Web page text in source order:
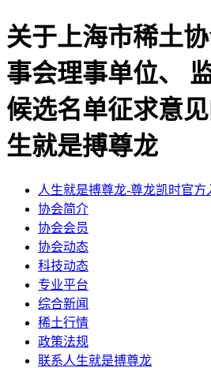
关于上海市稀土
事会理事单位、
候选名单征求意
生就是搏尊龙
人生就是搏尊龙-尊龙凯时官方
协会简介
协会会员
协会动态
科技动态
专业平台
综合新闻
稀土行情
政策法规
联系人生就是搏尊龙